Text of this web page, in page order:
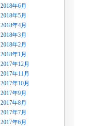
2018年6月
2018年5月
2018年4月
2018年3月
2018年2月
2018年1月
2017年12月
2017年11月
2017年10月
2017年9月
2017年8月
2017年7月
2017年6月